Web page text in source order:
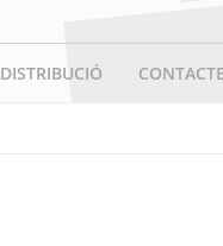
DISTRIBUCIÓ CONTACTE